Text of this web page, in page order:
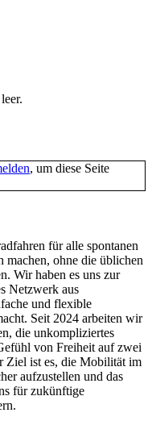
, um diese Seite
für alle spontanen
machen, ohne die üblichen
Wir haben es uns zur
Netzwerk aus
und flexible
Seit 2024 arbeiten wir
die unkompliziertes
von Freiheit auf zwei
Ziel ist es, die Mobilität im
aufzustellen und das
für zukünftige